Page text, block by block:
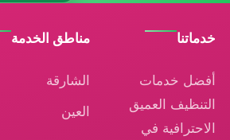
خدماتنا
أفضل خدمات
التنظيف العميق
الاحترافية في
مناطق الخدمة
الشارقة
العين